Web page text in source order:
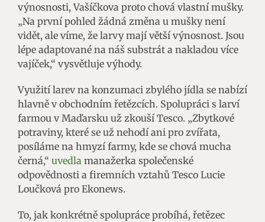
výnosnosti, Vašíčkova proto chová vlastní mušky.
„Na první pohled žádná změna u mušky není
vidět, ale víme, že larvy mají větší výnosnost. Jsou
lépe adaptované na náš substrát a nakladou více
vajíček,“ vysvětluje výhody.
Využití larev na konzumaci zbylého jídla se nabízí
hlavně v obchodním řetězcích. Spolupráci s larví
farmou v Maďarsku už zkouší Tesco. „Zbytkové
potraviny, které se už nehodí ani pro zvířata,
posíláme na hmyzí farmy, kde se chová mucha
černá,“ uvedla manažerka společenské
odpovědnosti a firemních vztahů Tesco Lucie
Loučková pro Ekonews.
To, jak konkrétně spolupráce probíhá, řetězec